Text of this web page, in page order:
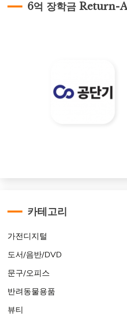
6억 장학금 Return-
카테고리
가전디지털
도서/음반/DVD
문구/오피스
반려동물용품
뷰티